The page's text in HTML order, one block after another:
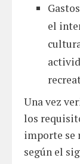
el
Una vez
los
importe se
según el